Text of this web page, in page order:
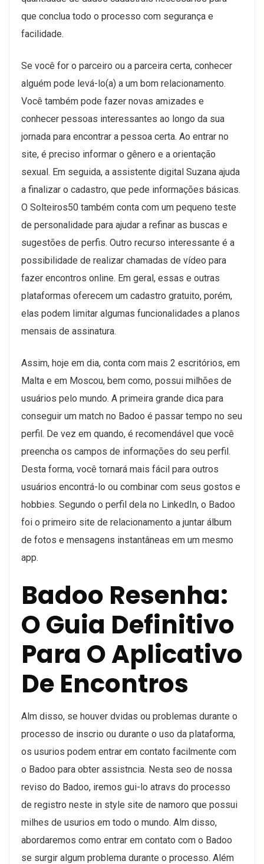
que conclua todo o processo com segurança e
facilidade.
Se você for o parceiro ou a parceira certa, conhecer
alguém pode levá-lo(a) a um bom relacionamento.
Você também pode fazer novas amizades e
conhecer pessoas interessantes ao longo da sua
jornada para encontrar a pessoa certa. Ao entrar no
site, é preciso informar o gênero e a orientação
sexual. Em seguida, a assistente digital Suzana ajuda
a finalizar o cadastro, que pede informações básicas.
O Solteiros50 também conta com um pequeno teste
de personalidade para ajudar a refinar as buscas e
sugestões de perfis. Outro recurso interessante é a
possibilidade de realizar chamadas de vídeo para
fazer encontros online. Em geral, essas e outras
plataformas oferecem um cadastro gratuito, porém,
elas podem limitar algumas funcionalidades a planos
mensais de assinatura.
Assim, hoje em dia, conta com mais 2 escritórios, em
Malta e em Moscou, bem como, possui milhões de
usuários pelo mundo. A primeira grande dica para
conseguir um match no Badoo é passar tempo no seu
perfil. De vez em quando, é recomendável que você
preencha os campos de informações do seu perfil.
Desta forma, você tornará mais fácil para outros
usuários encontrá-lo ou combinar com seus gostos e
hobbies. Segundo o perfil dela no LinkedIn, o Badoo
foi o primeiro site de relacionamento a juntar álbum
de fotos e mensagens instantâneas em um mesmo
app.
Badoo Resenha:
O Guia Definitivo
Para O Aplicativo
De Encontros
Alm disso, se houver dvidas ou problemas durante o
processo de inscrio ou durante o uso da plataforma,
os usurios podem entrar em contato facilmente com
o Badoo para obter assistncia. Nesta seo de nossa
reviso do Badoo, iremos gui-lo atravs do processo
de registro neste in style site de namoro que possui
milhes de usurios em todo o mundo. Alm disso,
abordaremos como entrar em contato com o Badoo
se surgir algum problema durante o processo. Além